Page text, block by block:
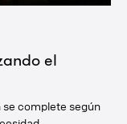
el
complete según